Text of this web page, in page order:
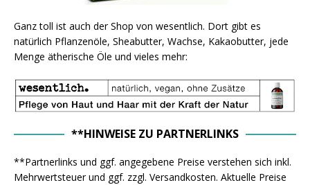
Ganz toll ist auch der Shop von wesentlich. Dort gibt es
natürlich Pflanzenöle, Sheabutter, Wachse, Kakaobutter, jede
Menge ätherische Öle und vieles mehr:
**HINWEISE ZU PARTNERLINKS
**Partnerlinks und ggf. angegebene Preise verstehen sich inkl.
Mehrwertsteuer und ggf. zzgl. Versandkosten. Aktuelle Preise